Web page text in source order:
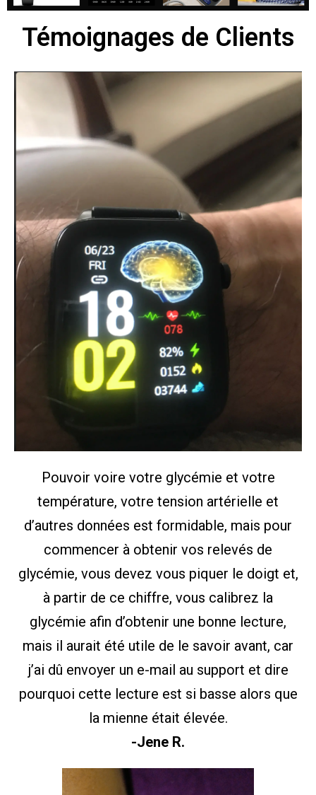
Témoignages de Clients
Pouvoir voire votre glycémie et votre
température, votre tension artérielle et
d’autres données est formidable, mais pour
commencer à obtenir vos relevés de
glycémie, vous devez vous piquer le doigt et,
à partir de ce chiffre, vous calibrez la
glycémie afin d’obtenir une bonne lecture,
mais il aurait été utile de le savoir avant, car
j’ai dû envoyer un e-mail au support et dire
pourquoi cette lecture est si basse alors que
la mienne était élevée.
-Jene R.